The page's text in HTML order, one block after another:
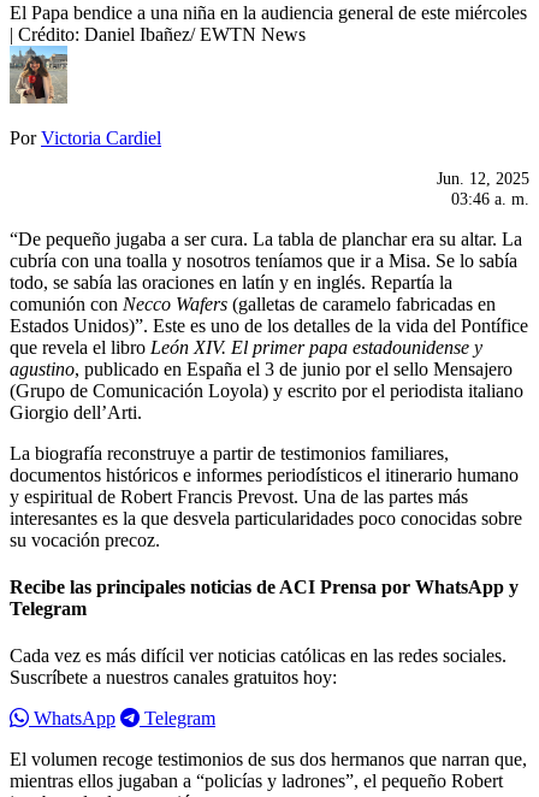
El Papa bendice a una niña en la audiencia general de este miércoles
| Crédito: Daniel Ibañez/ EWTN News
PorVictoria Cardiel
Jun. 12, 2025
03:46 a. m.
“De pequeño jugaba a ser cura. La tabla de planchar era su altar. La
cubría con una toalla y nosotros teníamos que ir a Misa. Se lo sabía
todo, se sabía las oraciones en latín y en inglés. Repartía la
comunión con Necco Wafers (galletas de caramelo fabricadas en
Estados Unidos)”. Este es uno de los detalles de la vida del Pontífice
que revela el libro León XIV. El primer papa estadounidense y
agustino, publicado en España el 3 de junio por el sello Mensajero
(Grupo de Comunicación Loyola) y escrito por el periodista italiano
Giorgio dell’Arti.
La biografía reconstruye a partir de testimonios familiares,
documentos históricos e informes periodísticos el itinerario humano
y espiritual de Robert Francis Prevost. Una de las partes más
interesantes es la que desvela particularidades poco conocidas sobre
su vocación precoz.
Recibe las principales noticias de ACI Prensa por WhatsApp y
Telegram
Cada vez es más difícil ver noticias católicas en las redes sociales.
Suscríbete a nuestros canales gratuitos hoy:
WhatsApp
Telegram
El volumen recoge testimonios de sus dos hermanos que narran que,
mientras ellos jugaban a “policías y ladrones”, el pequeño Robert